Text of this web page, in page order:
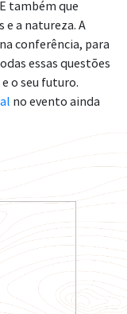
também que
a natureza. A
conferência, para
essas questões
o seu futuro.
no evento ainda